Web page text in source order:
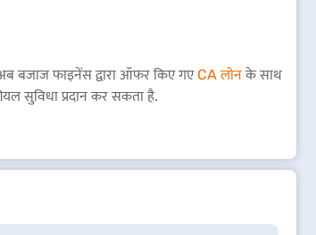
बजाज फाइनेंस द्वारा ऑफर किए गए CA लोनके साथ
सुविधा प्रदान कर सकता है.